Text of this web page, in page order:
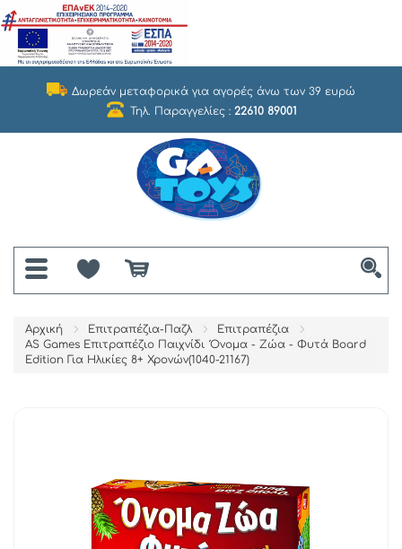
Δωρεάν μεταφορικά για αγορές άνω των 39 ευρώ
Τηλ. Παραγγελίες : 22610 89001
Αρχική Επιτραπέζια-Παζλ
Επιτραπέζια
AS Games Επιτραπέζιο Παιχνίδι Όνομα - Ζώα - Φυτά Board
Edition Για Ηλικίες 8+ Χρονών(1040-21167)